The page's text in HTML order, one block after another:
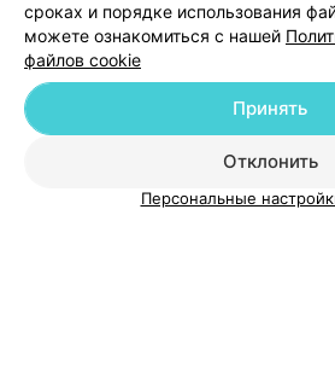
Добавить
Добавить
сроках и порядке использования
можете ознакомиться с нашей
файлов cookie
Отклонить
Принять
Персональные